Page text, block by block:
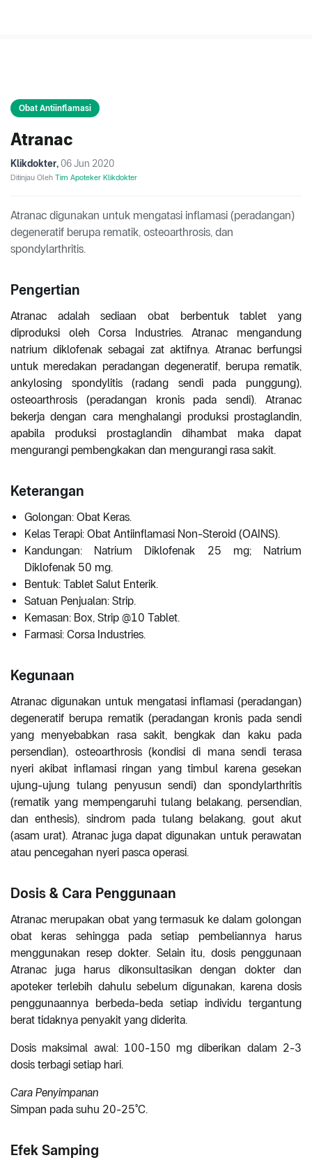
Obat Antiinflamasi
Atranac
Klikdokter, 06 Jun 2020
Ditinjau Oleh Tim Apoteker Klikdokter
Atranac digunakan untuk mengatasi inflamasi (peradangan)
degeneratif berupa rematik, osteoarthrosis, dan
spondylarthritis.
Pengertian
Atranac adalah sediaan obat berbentuk tablet yang
diproduksi oleh Corsa Industries. Atranac mengandung
natrium diklofenak sebagai zat aktifnya. Atranac berfungsi
untuk meredakan peradangan degeneratif, berupa rematik,
ankylosing spondylitis (radang sendi pada punggung),
osteoarthrosis (peradangan kronis pada sendi). Atranac
bekerja dengan cara menghalangi produksi prostaglandin,
apabila produksi prostaglandin dihambat maka dapat
mengurangi pembengkakan dan mengurangi rasa sakit.
Keterangan
Golongan: Obat Keras.
Kelas Terapi: Obat Antiinflamasi Non-Steroid (OAINS).
Kandungan: Natrium Diklofenak 25 mg; Natrium
Diklofenak 50 mg.
Bentuk: Tablet Salut Enterik.
Satuan Penjualan: Strip.
Kemasan: Box, Strip @10 Tablet.
Farmasi: Corsa Industries.
Kegunaan
Atranac digunakan untuk mengatasi inflamasi (peradangan)
degeneratif berupa rematik (peradangan kronis pada sendi
yang menyebabkan rasa sakit, bengkak dan kaku pada
persendian), osteoarthrosis (kondisi di mana sendi terasa
nyeri akibat inflamasi ringan yang timbul karena gesekan
ujung-ujung tulang penyusun sendi) dan spondylarthritis
(rematik yang mempengaruhi tulang belakang, persendian,
dan enthesis), sindrom pada tulang belakang, gout akut
(asam urat). Atranac juga dapat digunakan untuk perawatan
atau pencegahan nyeri pasca operasi.
Dosis & Cara Penggunaan
Atranac merupakan obat yang termasuk ke dalam golongan
obat keras sehingga pada setiap pembeliannya harus
menggunakan resep dokter. Selain itu, dosis penggunaan
Atranac juga harus dikonsultasikan dengan dokter dan
apoteker terlebih dahulu sebelum digunakan, karena dosis
penggunaannya berbeda-beda setiap individu tergantung
berat tidaknya penyakit yang diderita.
Dosis maksimal awal: 100-150 mg diberikan dalam 2-3
dosis terbagi setiap hari.
Cara Penyimpanan
Simpan pada suhu 20-25°C.
Efek Samping